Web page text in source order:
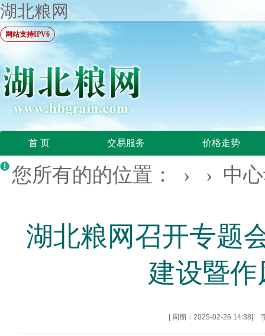
湖北粮网
网站支持IPV6
首 页 交易服务 价格走势
您所有的的位置： › › 中
湖北粮网召开专题
建设暨
周期：2025-02-26 14:38